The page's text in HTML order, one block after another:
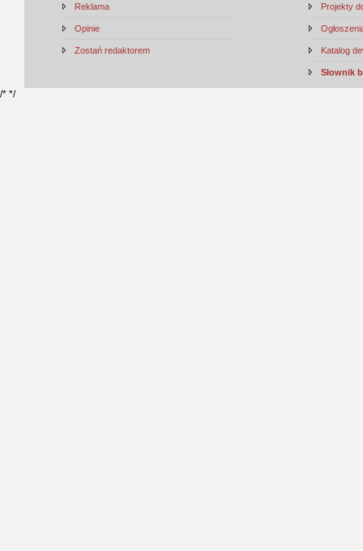
Reklama
Opinie
Zostań redaktorem
Projekty
Katalog
Słownik
/* */